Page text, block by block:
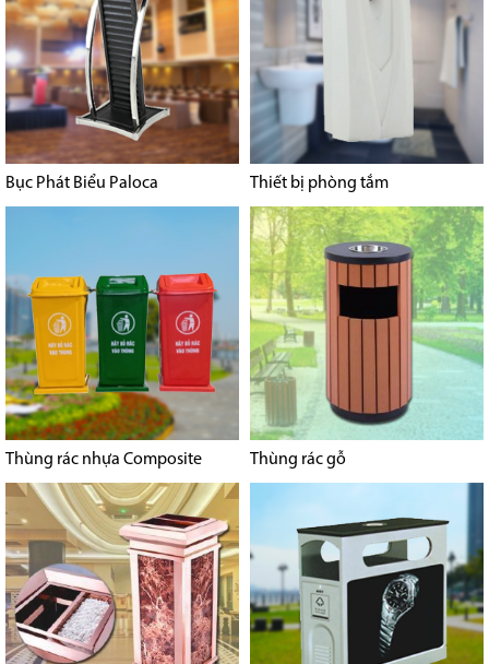
Bục Phát Biểu Paloca Thiết bị phòng tắm
Thùng rác nhựa Composite Thùng rác gỗ